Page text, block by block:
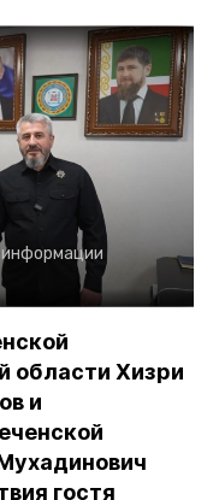
области Хизри
и
гостя